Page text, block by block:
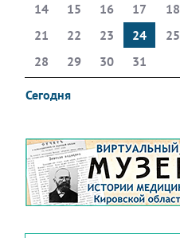
14
15 16 17 18
21
22 23 24 25
28
29 30 31
Сегодня